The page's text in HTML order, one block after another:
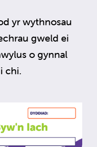
yr wythnosau
gweld ei
o gynnal
chi.